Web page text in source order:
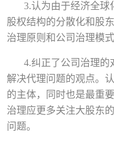
3.认为由于经济全球
股权结构的分散化和股
治理原则和公司治理模式
4.纠正了公司治理的
解决代理问题的观点。
的主体，同时也是最重
治理应更多关注大股东
问题。